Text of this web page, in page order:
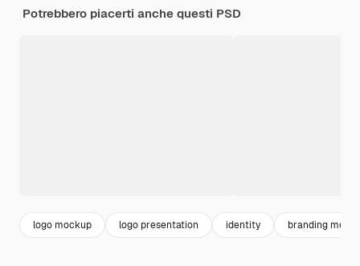
Potrebbero piacerti anche questi PSD
logo mockup logo presentation identity branding